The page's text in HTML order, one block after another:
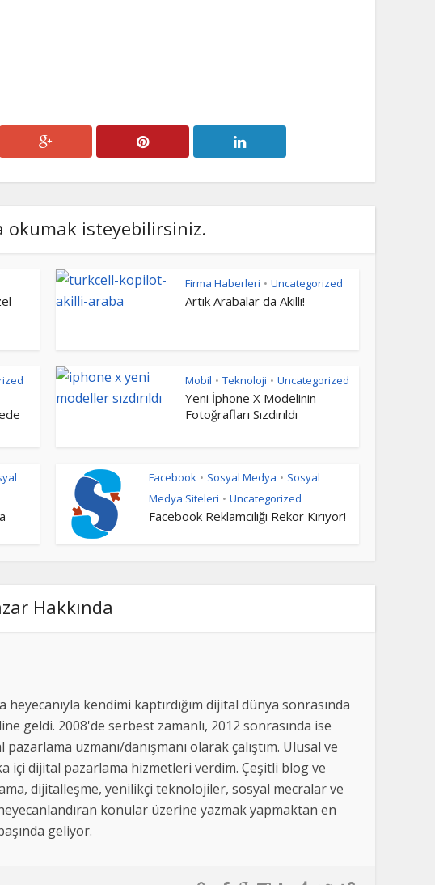
okumak isteyebilirsiniz.
Firma Haberleri • Uncategorized
Artık Arabalar da Akıllı!
Mobil • Teknoloji • Uncategorized
Yeni İphone X Modelinin
Fotoğrafları Sızdırıldı
Facebook • Sosyal Medya • Sosyal
Medya Siteleri • Uncategorized
Facebook Reklamcılığı Rekor Kırıyor!
Hakkında
heyecanıyla kendimi kaptırdığım dijital dünya sonrasında
geldi. 2008'de serbest zamanlı, 2012 sonrasında ise
uzmanı/danışmanı olarak çalıştım. Ulusal ve
içi dijital pazarlama hizmetleri verdim. Çeşitli blog ve
dijitalleşme, yenilikçi teknolojiler, sosyal mecralar ve
konular üzerine yazmak yapmaktan en
geliyor.